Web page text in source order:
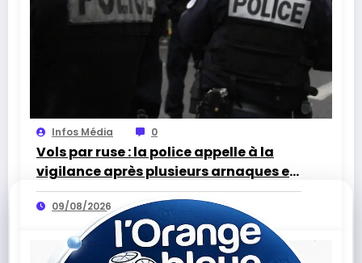
Infos Média 0
Vols par ruse : la police appelle à la
vigilance après plusieurs arnaques en
Loire-Atlantique
09/08/2026